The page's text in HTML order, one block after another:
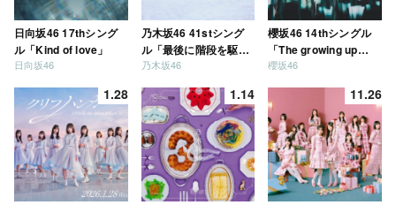
日向坂46 17thシング
ル「Kind of love」
日向坂46
乃木坂46 41stシング
ル「最後に階段を駆け
上がったのはいつ
乃木坂46
櫻坂46 14thシングル
「The growing up
train」
櫻坂46
1.28 1.14 11.26